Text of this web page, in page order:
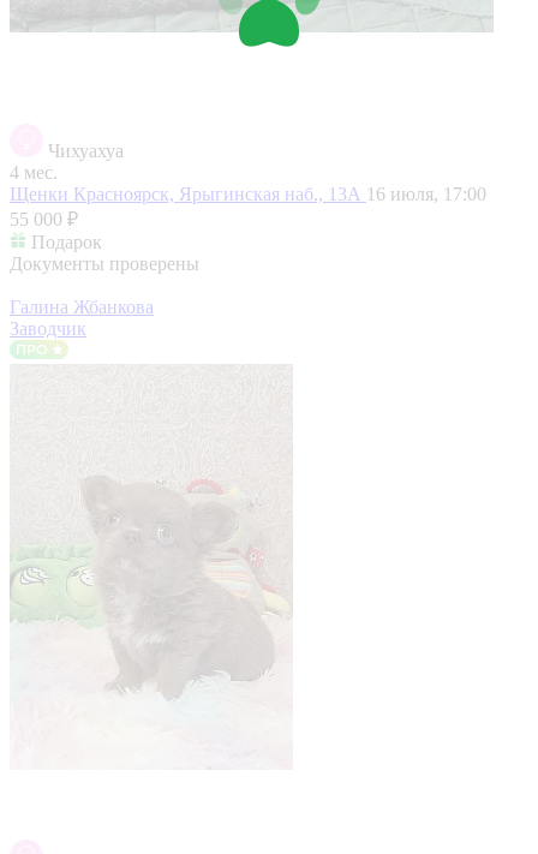
Чихуахуа
4 мес.
Щенки Красноярск, Ярыгинская наб., 13А 16 июля, 17:00
55 000 ₽
Подарок
Документы проверены
Галина Жбанкова
Заводчик